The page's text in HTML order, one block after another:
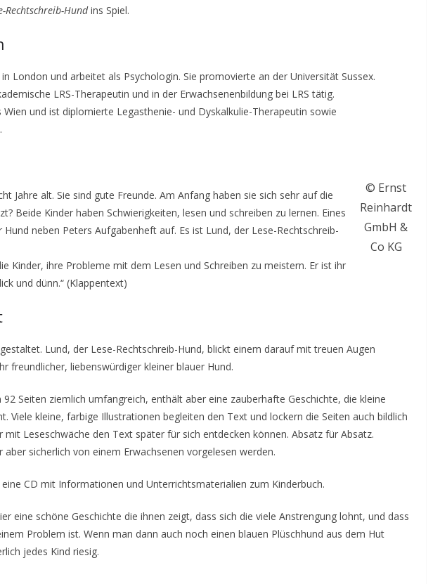
Rechtschreib-Hundins Spiel.
London und arbeitet als Psychologin. Sie promovierte an der Universität Sussex.
LRS-Therapeutin und in der Erwachsenenbildung bei LRS tätig.
und ist diplomierte Legasthenie- und Dyskalkulie-Therapeutin sowie
© Ernst
Reinhardt
GmbH &
Co KG
Jahre alt. Sie sind gute Freunde. Am Anfang haben sie sich sehr auf die
Beide Kinder haben Schwierigkeiten, lesen und schreiben zu lernen. Eines
Hund neben Peters Aufgabenheft auf. Es ist Lund, der Lese-Rechtschreib-
Kinder, ihre Probleme mit dem Lesen und Schreiben zu meistern. Er ist ihr
und dünn.“ (Klappentext)
Lund, der Lese-Rechtschreib-Hund, blickt einem darauf mit treuen Augen
freundlicher, liebenswürdiger kleiner blauer Hund.
Seiten ziemlich umfangreich, enthält aber eine zauberhafte Geschichte, die kleine
Viele kleine, farbige Illustrationen begleiten den Text und lockern die Seiten auch bildlich
mit Leseschwäche den Text später für sich entdecken können. Absatz für Absatz.
aber sicherlich von einem Erwachsenen vorgelesen werden.
CD mit Informationen und Unterrichtsmaterialien zum Kinderbuch.
eine schöne Geschichte die ihnen zeigt, dass sich die viele Anstrengung lohnt, und dass
Problem ist. Wenn man dann auch noch einen blauen Plüschhund aus dem Hut
jedes Kind riesig.